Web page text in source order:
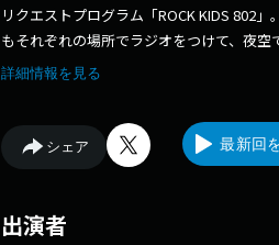
リクエストプログラム「ROCK KIDS 802」
もそれぞれの場所でラジオをつけて、夜空
コミュニケーション！
詳細情報を見る
シェア 最新回
出演者